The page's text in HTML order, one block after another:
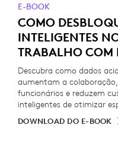
E-BOOK
COMO
INTELIGENTES
TRABALHO COM
Descubra como dados
aumentam a
funcionários e reduzem
inteligentes de otimizar
DOWNLOAD DO E-BOOK